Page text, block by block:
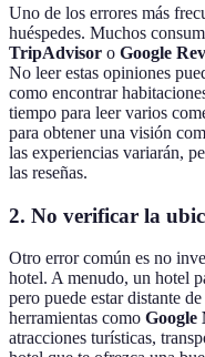
Uno de los errores más
huéspedes. Muchos
TripAdvisor o Google
No leer estas opiniones
como encontrar
tiempo para leer varios
para obtener una visión
las experiencias variarán,
las reseñas.
2. No verificar la
Otro error común es no
hotel. A menudo, un hotel
pero puede estar distante
herramientas como Google
atracciones turísticas,